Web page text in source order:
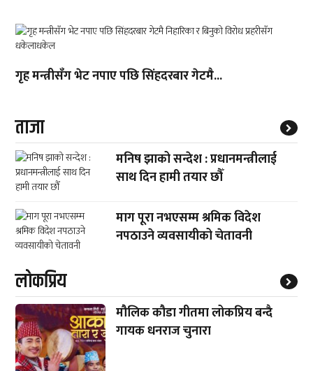
गृह मन्त्रीसँग भेट नपाए पछि सिंहदरबार गेटमै...
ताजा
मनिष झाको सन्देश : प्रधानमन्त्रीलाई
साथ दिन हामी तयार छौँ
माग पूरा नभएसम्म श्रमिक विदेश
नपठाउने व्यवसायीको चेतावनी
लाेकप्रिय
मौलिक कौडा गीतमा लोकप्रिय बन्दै
गायक धनराज चुनारा